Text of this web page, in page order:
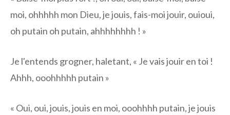
moi, ohhhhh mon Dieu, je jouis, fais-moi jouir, ouioui,
oh putain oh putain, ahhhhhhhh ! »
Je l'entends grogner, haletant, « Je vais jouir en toi !
Ahhh, ooohhhhh putain »
« Oui, oui, jouis, jouis en moi, ooohhhh putain, je jouis